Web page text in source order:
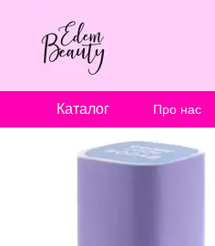
Каталог Про нас